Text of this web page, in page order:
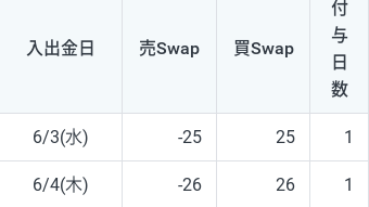
入出金日 売Swap 買Swap
付
与
日
数
6/3(水) -25 25 1
6/4(木) -26 26 1